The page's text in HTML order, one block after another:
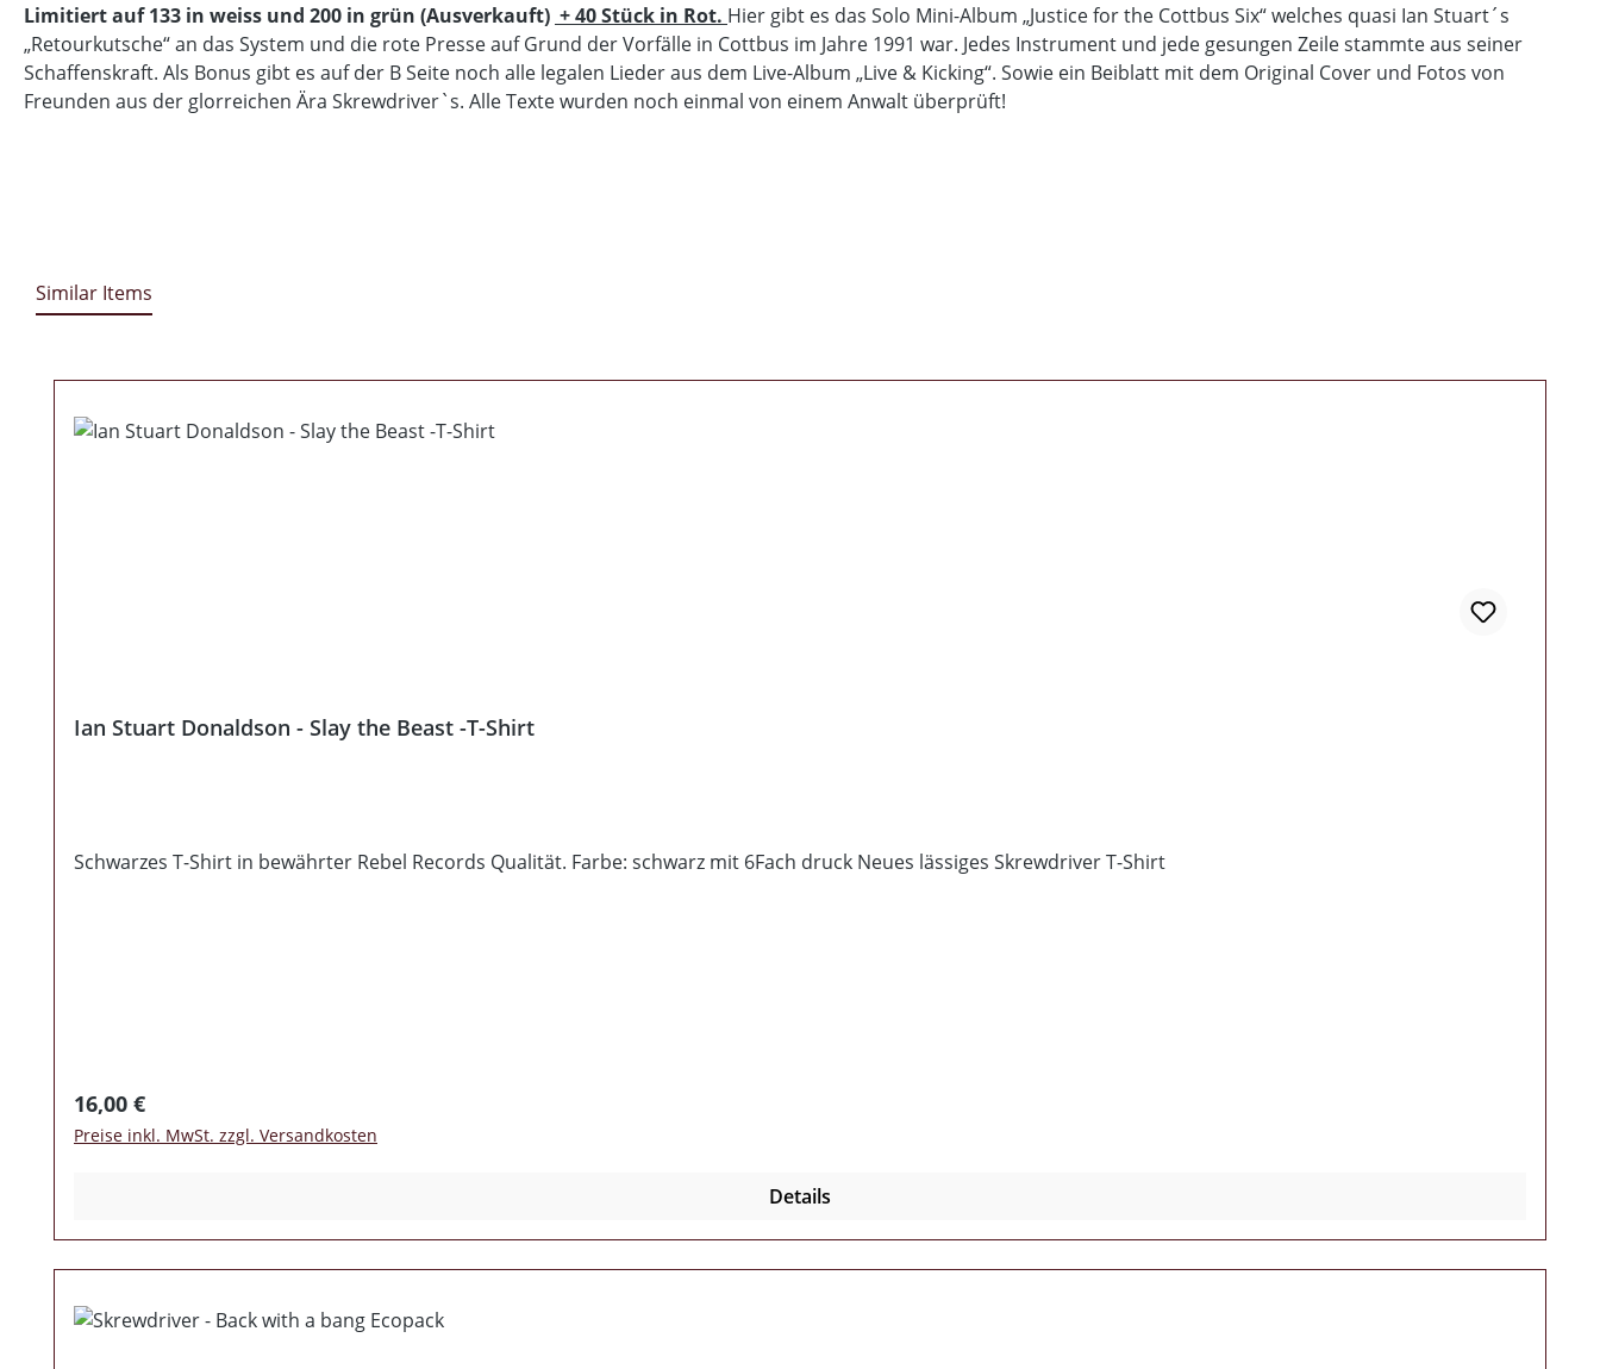
Limitiert auf 133 in weiss und 200 in grün (Ausverkauft) + 40 Stück in Rot. Hier gibt es das Solo Mini-Album „Justice for the Cottbus Six“ welches quasi Ian Stuart´s
„Retourkutsche“ an das System und die rote Presse auf Grund der Vorfälle in Cottbus im Jahre 1991 war. Jedes Instrument und jede gesungen Zeile stammte aus seiner
Schaffenskraft. Als Bonus gibt es auf der B Seite noch alle legalen Lieder aus dem Live-Album „Live & Kicking“. Sowie ein Beiblatt mit dem Original Cover und Fotos von
Freunden aus der glorreichen Ära Skrewdriver`s. Alle Texte wurden noch einmal von einem Anwalt überprüft!
Similar Items
Ian Stuart Donaldson - Slay the Beast -T-Shirt
Schwarzes T-Shirt in bewährter Rebel Records Qualität. Farbe: schwarz mit 6Fach druck Neues lässiges Skrewdriver T-Shirt
Regulärer Preis:
16,00 €
Preise inkl. MwSt. zzgl. Versandkosten
Details